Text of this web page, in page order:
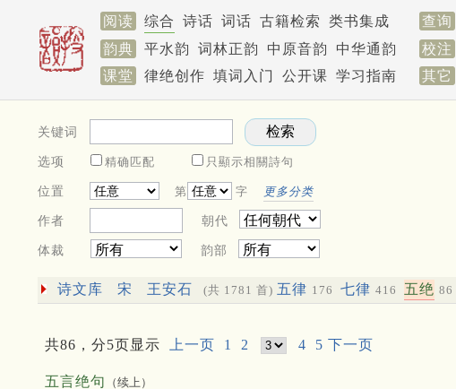
阅读 综合 诗话 词话 古籍检索 类书集成 查询
韵典
平水韵 词林正韵 中原音韵 中华通韵 校注
课堂
律绝创作 填词入门 公开课 学习指南 其它
关键词
选项 精确匹配 只顯示相關詩句
位置 第 字 更多分类
作者 朝代
体裁 韵部
诗文库 宋 王安石 (共 1781 首) 五律 176 七律 416 五绝 86
共86，分5页显示 上一页 1 2 4 5 下一页
五言绝句 （续上）